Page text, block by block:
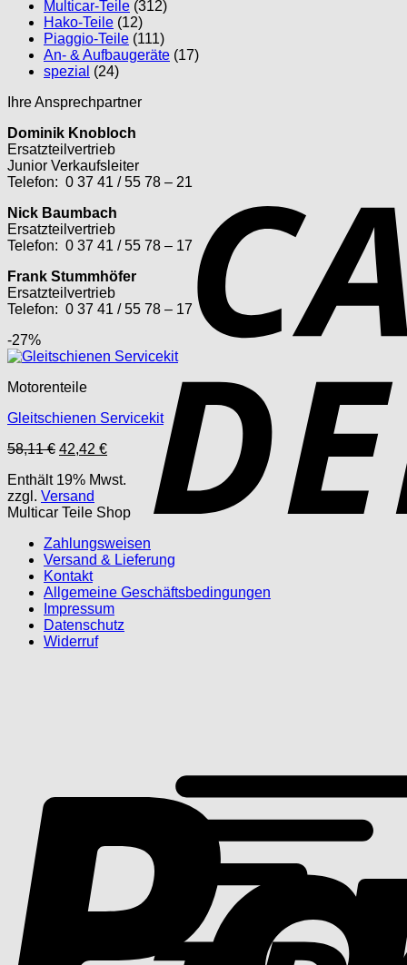
Multicar-Teile (312)
Hako-Teile (12)
Piaggio-Teile (111)
An- & Aufbaugeräte (17)
spezial (24)
Ihre Ansprechpartner
Dominik Knobloch
Ersatzteilvertrieb
Junior Verkaufsleiter
Telefon: 0 37 41 / 55 78 – 21
Nick Baumbach
Ersatzteilvertrieb
Telefon: 0 37 41 / 55 78 – 17
Frank Stummhöfer
Ersatzteilvertrieb
Telefon: 0 37 41 / 55 78 – 17
-27%
Motorenteile
Gleitschienen Servicekit
58,11€ Ursprünglicher
war:
58,11 €
42,42 €Aktueller
ist:
42,42 €.
Enthält 19% Mwst.
zzgl. Versand
Multicar Teile Shop
Zahlungsweisen
Versand & Lieferung
Kontakt
Allgemeine Geschäftsbedingungen
Impressum
Datenschutz
Widerruf